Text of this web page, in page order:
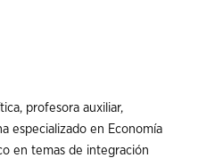
profesora auxiliar,
especializado en Economía
en temas de integración